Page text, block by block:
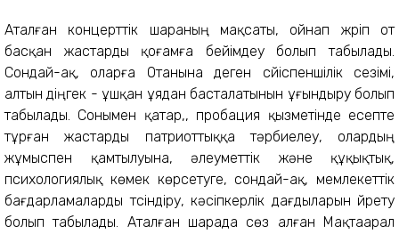
Аталған концерттік шараның мақсаты, ойнап жүріп от
басқан жастарды қоғамға бейімдеу болып табылады.
Сондай-ақ, оларға Отанына деген сүйіспеншілік сезімі,
алтын діңгек - ұшқан ұядан басталатынын ұғындыру болып
табылады. Сонымен қатар,, пробация қызметінде есепте
тұрған жастарды патриоттыққа тәрбиелеу, олардың
жұмыспен қамтылуына, әлеуметтік және құқықтық,
психологиялық көмек көрсетуге, сондай-ақ, мемлекеттік
бағдарламаларды түсіндіру, кәсіпкерлік дағдыларын үйрету
болып табылады. Аталған шарада сөз алған Мақтаарал